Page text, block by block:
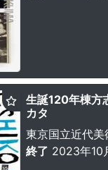
生誕120年棟方
カタ
東京国立近代美
終了 2023年10